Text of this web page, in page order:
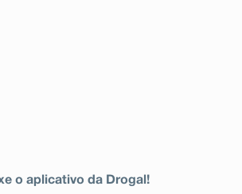
o aplicativo da Drogal!